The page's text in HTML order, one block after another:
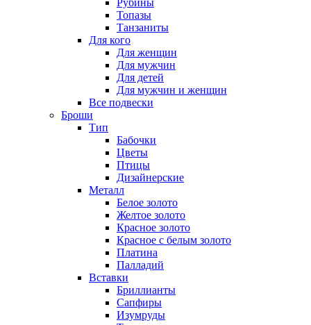
Рубины
Топазы
Танзаниты
Для кого
Для женщин
Для мужчин
Для детей
Для мужчин и женщин
Все подвески
Броши
Тип
Бабочки
Цветы
Птицы
Дизайнерские
Металл
Белое золото
Желтое золото
Красное золото
Красное с белым золото
Платина
Палладий
Вставки
Бриллианты
Сапфиры
Изумруды